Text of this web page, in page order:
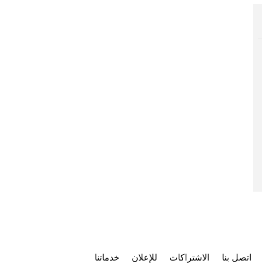
اتصل بنا الاشتراكات للإعلان خدماتنا